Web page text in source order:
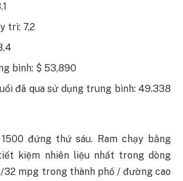
trì: 7,2
bình: $ 53,890
đã qua sử dụng trung bình: 49.338
đứng thứ sáu. Ram chạy bằng
kiệm nhiên liệu nhất trong dòng
32 mpg trong thành phố / đường cao